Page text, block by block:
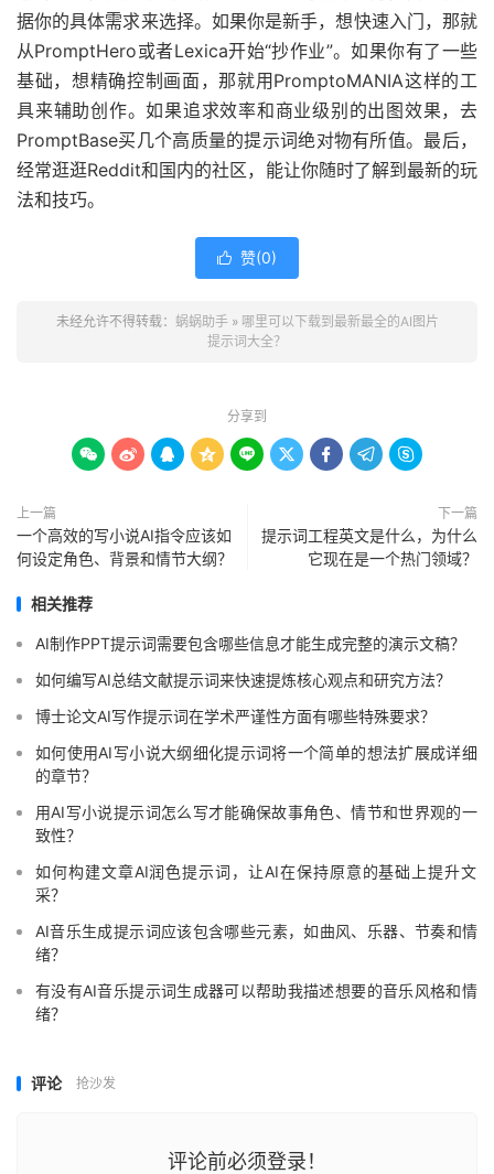
据你的具体需求来选择。如果你是新手，想快速入门，那就
从PromptHero或者Lexica开始“抄作业”。如果你有了一些
基础，想精确控制画面，那就用PromptoMANIA这样的工
具来辅助创作。如果追求效率和商业级别的出图效果，去
PromptBase买几个高质量的提示词绝对物有所值。最后，
经常逛逛Reddit和国内的社区，能让你随时了解到最新的玩
法和技巧。
 赞(0)
未经允许不得转载： 蜗蜗助手» 哪里可以下载到最新最全的AI图片
提示词大全？
分享到
        
上一篇
一个高效的写小说AI指令应该如
何设定角色、背景和情节大纲？
下一篇
提示词工程英文是什么，为什么
它现在是一个热门领域？
相关推荐
AI制作PPT提示词需要包含哪些信息才能生成完整的演示文稿？
如何编写AI总结文献提示词来快速提炼核心观点和研究方法？
博士论文AI写作提示词在学术严谨性方面有哪些特殊要求？
如何使用AI写小说大纲细化提示词将一个简单的想法扩展成详细
的章节？
用AI写小说提示词怎么写才能确保故事角色、情节和世界观的一
致性？
如何构建文章AI润色提示词，让AI在保持原意的基础上提升文
采？
AI音乐生成提示词应该包含哪些元素，如曲风、乐器、节奏和情
绪？
有没有AI音乐提示词生成器可以帮助我描述想要的音乐风格和情
绪？
评论 抢沙发
评论前必须登录！